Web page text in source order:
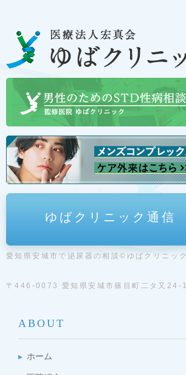
ゆばクリニック通信
愛知県安城市で泌尿器の相談©ゆばクリニック
〒446-0073 愛知県安城市篠目町二タ又24-1
ABOUT
ホーム